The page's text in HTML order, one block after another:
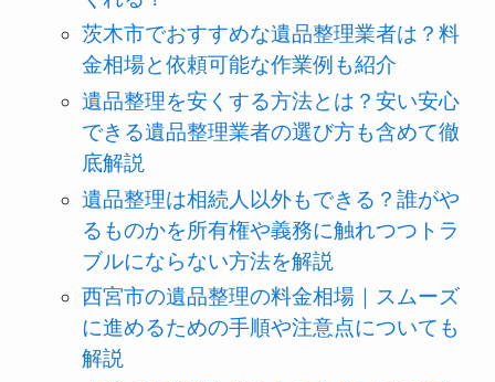
茨木市でおすすめな遺品整理業者は？料
金相場と依頼可能な作業例も紹介
遺品整理を安くする方法とは？安い安心
できる遺品整理業者の選び方も含めて徹
底解説
遺品整理は相続人以外もできる？誰がや
るものかを所有権や義務に触れつつトラ
ブルにならない方法を解説
西宮市の遺品整理の料金相場｜スムーズ
に進めるための手順や注意点についても
解説